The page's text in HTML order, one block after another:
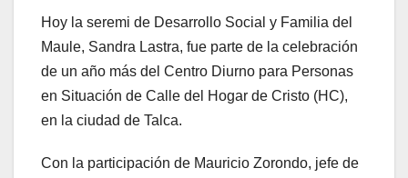
Hoy la seremi de Desarrollo Social y Familia del
Maule, Sandra Lastra, fue parte de la celebración
de un año más del Centro Diurno para Personas
en Situación de Calle del Hogar de Cristo (HC),
en la ciudad de Talca.
Con la participación de Mauricio Zorondo, jefe de